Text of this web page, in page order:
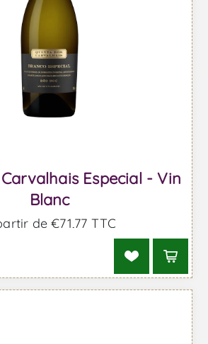
Especial - Vin
Blanc
de €71,77 TTC